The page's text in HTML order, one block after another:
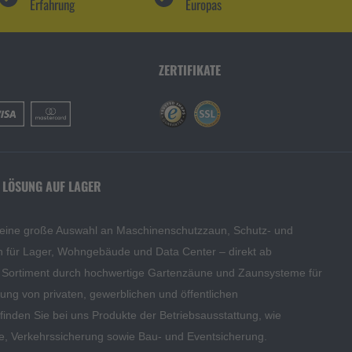
Erfahrung Europas
ZERTIFIKATE
AUF LAGER
große Auswahl an Maschinenschutzzaun, Schutz- und
für Lager, Wohngebäude und Data Center – direkt ab
durch hochwertige Gartenzäune und Zaunsysteme für
von privaten, gewerblichen und öffentlichen
Sie bei uns Produkte der Betriebsausstattung, wie
Verkehrssicherung sowie Bau- und Eventsicherung.